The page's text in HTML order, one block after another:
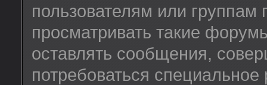
пользователям или группам
просматривать такие
оставлять сообщения,
потребоваться